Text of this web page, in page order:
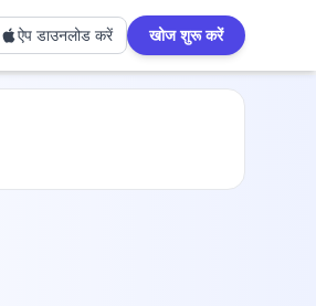
ऐप डाउनलोड करें खोज शुरू करें